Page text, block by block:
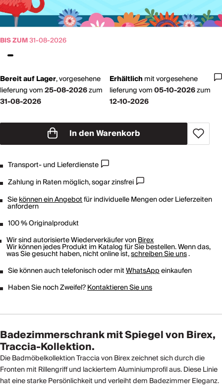
BIS ZUM31-08-2026
Bereit auf Lager,vorgesehene
lieferung vom25-08-2026zum
31-08-2026
Erhältlich mitvorgesehene
lieferung vom05-10-2026zum
12-10-2026
In den Warenkorb
Transport- und Lieferdienste
Zahlung in Raten möglich, sogar zinsfrei
Siekönnen ein Angebotfür individuelle Mengen oder Lieferzeiten
anfordern
100 % Originalprodukt
Wir sind autorisierte Wiederverkäufer vonBirex
Wir können jedes Produkt im Katalog für Sie bestellen. Wenn das,
was Sie gesucht haben, nicht online ist,schreiben Sie uns.
Sie können auch telefonisch oder mitWhatsAppeinkaufen
Haben Sie noch Zweifel?Kontaktieren Sie uns
Badezimmerschrank mit Spiegel von Birex,
Traccia-Kollektion.
Die Badmöbelkollektion Traccia von Birex zeichnet sich durch die
Fronten mit Rillengriff und lackiertem Aluminiumprofil aus. Diese Linie
hat eine starke Persönlichkeit und verleiht dem Badezimmer Eleganz.